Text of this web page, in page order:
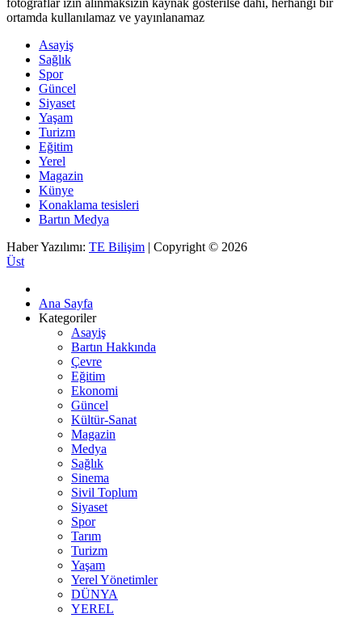
fotoğraflar izin alınmaksızın kaynak gösterilse dahi, herhangi bir
ortamda kullanılamaz ve yayınlanamaz
Asayiş
Sağlık
Spor
Güncel
Siyaset
Yaşam
Turizm
Eğitim
Yerel
Magazin
Künye
Konaklama tesisleri
Bartın Medya
Haber Yazılımı: TE Bilişim | Copyright © 2026
Üst
Ana Sayfa
Kategoriler
Asayiş
Bartın Hakkında
Çevre
Eğitim
Ekonomi
Güncel
Kültür-Sanat
Magazin
Medya
Sağlık
Sinema
Sivil Toplum
Siyaset
Spor
Tarım
Turizm
Yaşam
Yerel Yönetimler
DÜNYA
YEREL